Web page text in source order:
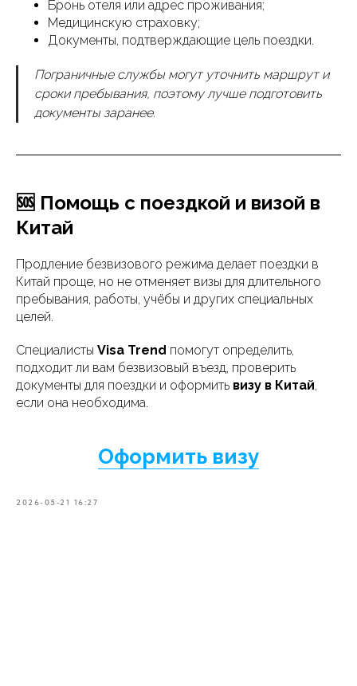
Бронь отеля или адрес проживания;
Медицинскую страховку;
Документы, подтверждающие цель поездки.
Пограничные службы могут уточнить маршрут и
сроки пребывания, поэтому лучше подготовить
документы заранее.
🆘 Помощь с поездкой и визой в
Китай
Продление безвизового режима делает поездки в
Китай проще, но не отменяет визы для длительного
пребывания, работы, учёбы и других специальных
целей.
Специалисты Visa Trend помогут определить,
подходит ли вам безвизовый въезд, проверить
документы для поездки и оформить визу в Китай,
если она необходима.
Оформить визу
2026-05-21 16:27